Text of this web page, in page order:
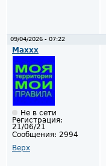
09/04/2026 - 07:22
Maxxx
Не в сети
Регистрация:
21/06/21
Сообщения: 2994
Верх